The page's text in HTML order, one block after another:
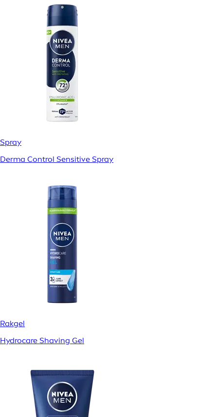
Spray
Derma Control Sensitive Spray
Rakgel
Hydrocare Shaving Gel